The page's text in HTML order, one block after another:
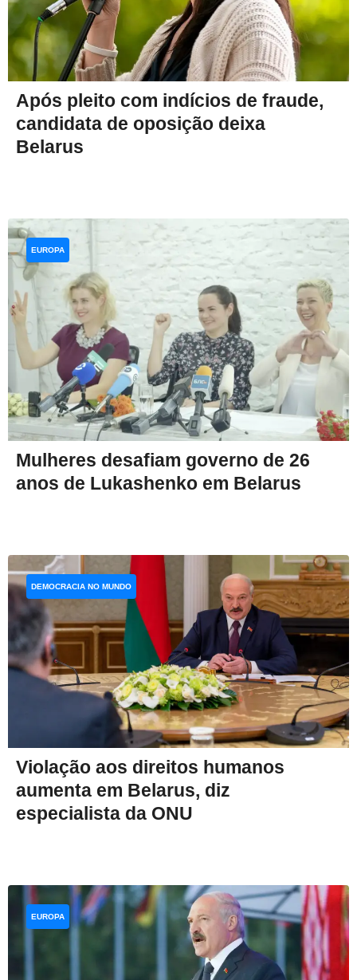
Após pleito com indícios de fraude,
candidata de oposição deixa
Belarus
Mulheres desafiam governo de 26
anos de Lukashenko em Belarus
EUROPA
Violação aos direitos humanos
aumenta em Belarus, diz
especialista da ONU
DEMOCRACIA NO MUNDO
EUROPA